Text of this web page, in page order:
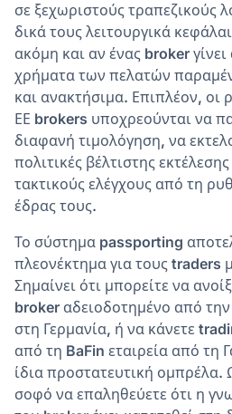
σε ξεχωριστούς τραπεζικούς
δικά τους λειτουργικά
ακόμη και αν ένας broker
χρήματα των πελατών
και ανακτήσιμα. Επιπλέον, οι
ΕΕ brokers υποχρεούνται να
διαφανή τιμολόγηση, να
πολιτικές βέλτιστης
τακτικούς ελέγχους από τη
έδρας τους.
Το σύστημα passporting
πλεονέκτημα για τους traders
Σημαίνει ότι μπορείτε να
broker αδειοδοτημένο από την
στη Γερμανία, ή να κάνετε
από τη BaFin εταιρεία από τη
ίδια προστατευτική ομπρέλα.
σοφό να επαληθεύετε ότι η